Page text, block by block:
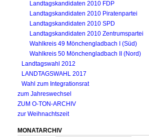
Landtagskandidaten 2010 FDP
Landtagskandidaten 2010 Piratenpartei
Landtagskandidaten 2010 SPD
Landtagskandidaten 2010 Zentrumspartei
Wahlkreis 49 Mönchengladbach I (Süd)
Wahlkreis 50 Mönchengladbach II (Nord)
Landtagswahl 2012
LANDTAGSWAHL 2017
Wahl zum Integrationsrat
zum Jahreswechsel
ZUM O-TON-ARCHIV
zur Weihnachtszeit
MONATARCHIV